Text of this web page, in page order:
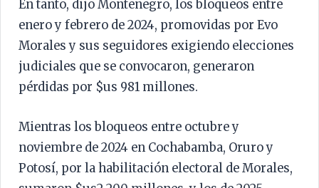
En tanto, dijo Montenegro, los bloqueos entre
enero y febrero de 2024, promovidas por Evo
Morales y sus seguidores exigiendo elecciones
judiciales que se convocaron, generaron
pérdidas por $us 981 millones.
Mientras los bloqueos entre octubre y
noviembre de 2024 en Cochabamba, Oruro y
Potosí, por la habilitación electoral de Morales,